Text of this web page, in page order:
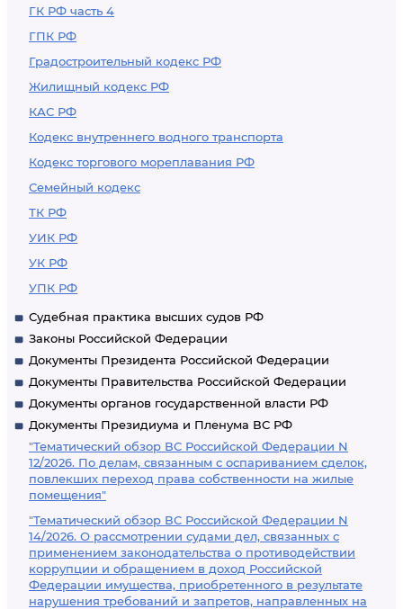
ГК РФ часть 4
ГПК РФ
Градостроительный кодекс РФ
Жилищный кодекс РФ
КАС РФ
Кодекс внутреннего водного транспорта
Кодекс торгового мореплавания РФ
Семейный кодекс
ТК РФ
УИК РФ
УК РФ
УПК РФ
Судебная практика высших судов РФ
Законы Российской Федерации
Документы Президента Российской Федерации
Документы Правительства Российской Федерации
Документы органов государственной власти РФ
Документы Президиума и Пленума ВС РФ
"Тематический обзор ВС Российской Федерации N
12/2026. По делам, связанным с оспариванием сделок,
повлекших переход права собственности на жилые
помещения"
"Тематический обзор ВС Российской Федерации N
14/2026. О рассмотрении судами дел, связанных с
применением законодательства о противодействии
коррупции и обращением в доход Российской
Федерации имущества, приобретенного в результате
нарушения требований и запретов, направленных на